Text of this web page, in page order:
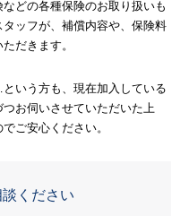
どの各種保険のお取り扱いも
ッフが、補償内容や、保険料
だきます。
いう方も、現在加入している
お伺いさせていただいた上
ご安心ください。
ください